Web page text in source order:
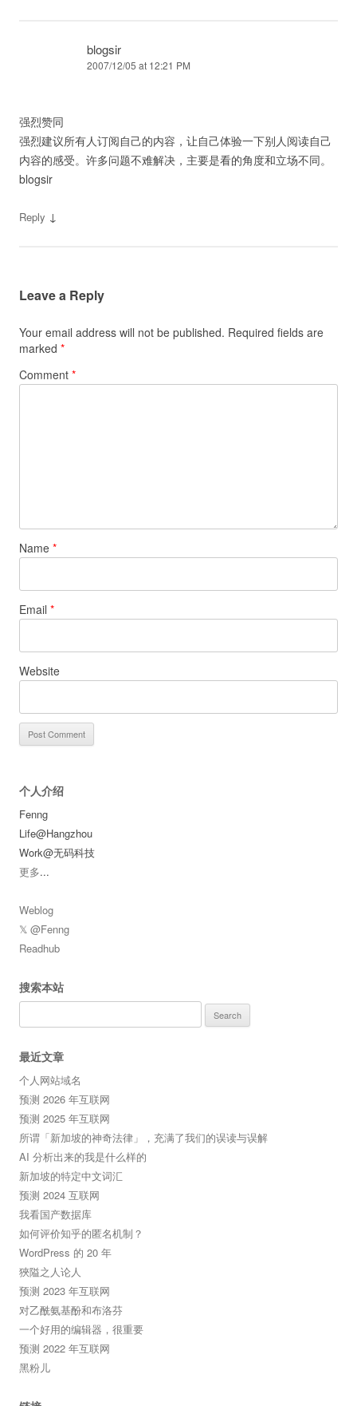
blogsir
2007/12/05 at 12:21 PM
强烈赞同
强烈建议所有人订阅自己的内容，让自己体验一下别人阅读自己
内容的感受。许多问题不难解决，主要是看的角度和立场不同。
blogsir
Reply ↓
Leave a Reply
Your email address will not be published. Required fields are
marked *
Comment *
Name *
Email *
Website
个人介绍
Fenng
Life@Hangzhou
Work@无码科技
更多...
Weblog
𝕏 @Fenng
Readhub
搜索本站
for:
最近文章
个人网站域名
预测 2026 年互联网
预测 2025 年互联网
所谓「新加坡的神奇法律」，充满了我们的误读与误解
AI 分析出来的我是什么样的
新加坡的特定中文词汇
预测 2024 互联网
我看国产数据库
如何评价知乎的匿名机制？
WordPress 的 20 年
狹隘之人论人
预测 2023 年互联网
对乙酰氨基酚和布洛芬
一个好用的编辑器，很重要
预测 2022 年互联网
黑粉儿